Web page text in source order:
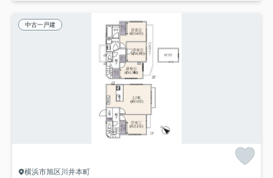
中古一戸建
横浜市旭区川井本町